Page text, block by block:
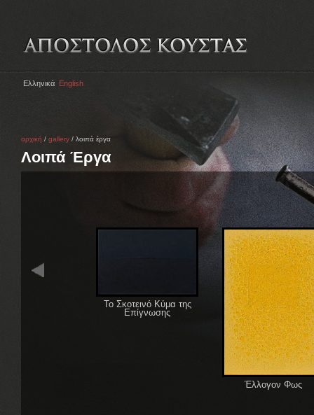
Ελληνικά English
αρχική / gallery / λοιπά έργα
Λοιπά Έργα
Το Σκοτεινό Κύμα της
Επίγνωσης
Έλλογον Φως